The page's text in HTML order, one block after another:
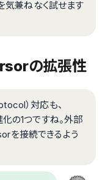
気兼ねなく試せます
の拡張性
）対応も、
の1つですね。外部
を接続できるよう